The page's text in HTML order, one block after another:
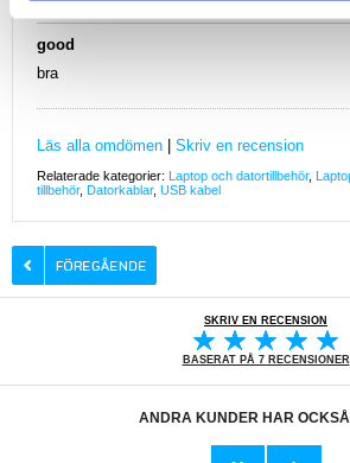
good
bra
Läs alla omdömen Skriv en recension
Relaterade kategorier: Laptop och datortillbehör,
tillbehör, Datorkablar, USB kabel
SKRIV EN RECENSION
BASERAT PÅ 7 RECENSIONER
ANDRA KUNDER HAR
Samsung Typ-C USB Snabb laddningsadapter
Samsung EO-